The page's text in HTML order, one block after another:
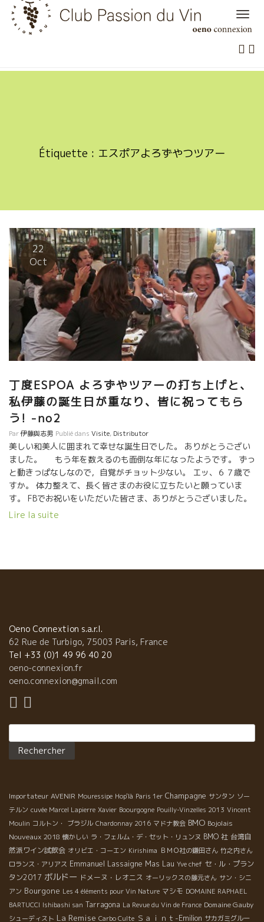
Skip
content
Étiquette : エスポアよろずやつツアー
22
Oct
丁度ESPOA よろずやツアーの打ち上げと、
私伊藤の誕生日が重なり、皆に祝ってもら
う! -no2
Par伊藤與志男 Publié dans Visite, Distributor
美しい和美人に囲まれて幸せな誕生日でした。 ありがとうござい
ました。 もう年を数えるのも面倒な年になったようです。 ずっ
と動きっぱなしなので，自覚がチョット少ない。 エッ、６７歳で
すか。 体力整えて、長く皆さまのお役に立ちたいと願っていま
す。 FBでお祝いをいただいた皆さま、ありがとうございました。
厚く御礼申し上げます。 気合を入れ直して頑張ります！！
Lire la suite
Oeno Connextion s.a.r.l.
62 Rue de Turbigo, 75003 Paris, France
Tel +33 (0)1 49 96 40 20
oeno-connexion.fr
oeno.connexion@gmail.com
Importateur AVENIR Mouressipe Hop'là Paris 1er Champagne サンタン ソー
テルン cuvée Marcel Lapierre Xavier Boourgogne Pouilly-Vinzelles 2013 Vincent
Moulin コルトン・ ブラジル Chardonnay 2016 マドナ教会 BMO Bojolais
Nouveaux 2018 懐かしい ラ・フェルム・デ・セット・リュンヌ BMO 社 台湾自
然派ワイン試飲会 オリビエ・コーエン Kirishima ＢＭＯ社の鎌田さん 竹之内さん
ロランス・アリアス Emmanuel Lassaigne Mas Lau Yve chef セ・ル・プラン
タン2017 ボルドー ドメーヌ・レオニス オーリックスの藤元さん サン・シニ
アン Bourgone Les 4 éléments pour Vin Nature マシモ DOMAINE RAPHAEL
BARTUCCI Ishibashi san Tarragona La Revue du Vin de France Domaine Gauby
シューディスト La Remise Carbo Culte Ｓａｉｎｔ-Emilion サカガミグルー